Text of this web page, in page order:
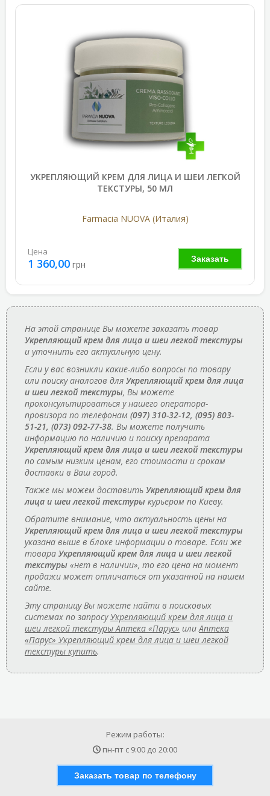
УКРЕПЛЯЮЩИЙ КРЕМ ДЛЯ ЛИЦА И ШЕИ ЛЕГКОЙ
ТЕКСТУРЫ, 50 МЛ
Farmacia NUOVA (Италия)
Заказать
Цена
1 360,00 грн
На этой странице Вы можете заказать товар
Укрепляющий крем для лица и шеи легкой текстуры
и уточнить его актуальную цену.
Если у вас возникли какие-либо вопросы по товару
или поиску аналогов для Укрепляющий крем для лица
и шеи легкой текстуры, Вы можете
проконсультироваться у нашего оператора-
провизора по телефонам (097) 310-32-12, (095) 803-
51-21, (073) 092-77-38. Вы можете получить
информацию по наличию и поиску препарата
Укрепляющий крем для лица и шеи легкой текстуры
по самым низким ценам, его стоимости и срокам
доставки в Ваш город.
Также мы можем доставить Укрепляющий крем для
лица и шеи легкой текстуры курьером по Киеву.
Обратите внимание, что актуальность цены на
Укрепляющий крем для лица и шеи легкой текстуры
указана выше в блоке информации о товаре. Если же
товара Укрепляющий крем для лица и шеи легкой
текстуры «нет в наличии», то его цена на момент
продажи может отличаться от указанной на нашем
сайте.
Эту страницу Вы можете найти в поисковых
системах по запросуУкрепляющий крем для лица и
шеи легкой текстуры Аптека «Парус» илиАптека
«Парус» Укрепляющий крем для лица и шеи легкой
текстуры купить.
Режим работы:
пн-пт с 9:00 до 20:00
Заказать товар по телефону